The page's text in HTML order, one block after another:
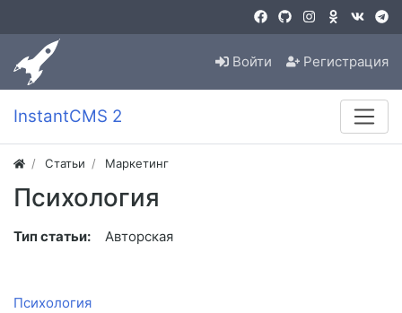
Войти Регистрация
InstantCMS 2
Статьи Маркетинг
Психология
Тип статьи: Авторская
Психология